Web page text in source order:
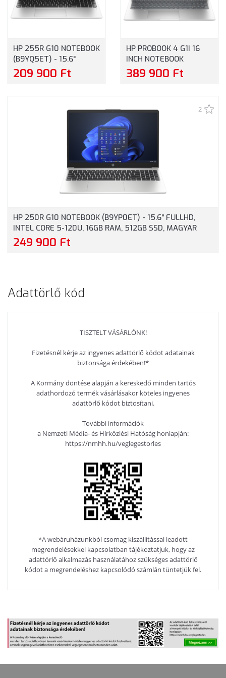
HP 255R G10 NOTEBOOK
(B9YQ5ET) - 15.6"
FULLHD, AMD RYZEN 5-
7535U, 16GB RAM,
OPERÁCIÓS RENDSZER
NÉLKÜL, 3 ÉV GARANCIA,
EZÜSTSZÜRKE SZÍNBEN
209 900 Ft
HP PROBOOK 4 G1I 16
INCH NOTEBOOK
(B9YX5ET) - 16.0"
WUXGA, INTEL CORE
MAGYAR BILLENTYŰZET,
WINDOWS 11
PROFESSIONAL, 3 ÉV
GARANCIA, EZÜST
SZÍNBEN
389 900 Ft
2
HP 250R G10 NOTEBOOK (B9YP0ET) - 15.6" FULLHD,
INTEL CORE 5-120U, 16GB RAM, 512GB SSD, MAGYAR
BILLENTYŰZET, WINDOWS 11 HOME, 3 ÉV GARANCIA,
EZÜSTSZÜRKE SZÍNBEN
249 900 Ft
Adattörlő kód
TISZTELT VÁSÁRLÓNK!
Fizetésnél kérje az ingyenes adattörlő kódot adatainak
biztonsága érdekében!*
A Kormány döntése alapján a kereskedő minden tartós
adathordozó termék vásárlásakor köteles ingyenes
adattörlő kódot biztosítani.
További információk
a Nemzeti Média- és Hírközlési Hatóság honlapján:
https://nmhh.hu/veglegestorles
*A webáruházunkból csomag kiszállítással leadott
megrendelésekkel kapcsolatban tájékoztatjuk, hogy az
adattörlő alkalmazás használatához szükséges adattörlő
kódot a megrendeléshez kapcsolódó számlán tüntetjük fel.